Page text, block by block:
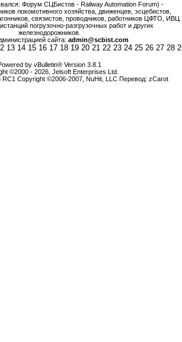
Форум СЦБистов - Railway Automation Forum) -
локомотивного хозяйства, движенцев, эсцебистов,
связистов, проводников, работников ЦФТО, ИВЦ
погрузочно-разгрузочных работ и других
железнодорожников.
сайта: admin@scbist.com
13 14 15 16 17 18 19 20 21 22 23 24 25 26 27 28
by vBulletin® Version 3.8.1
©2000 - 2026, Jelsoft Enterprises Ltd.
RC1 Copyright ©2006-2007, NuHit, LLC Перевод: zCarot